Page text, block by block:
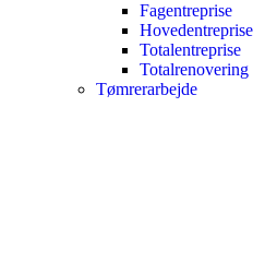
Fagentreprise
Hovedentreprise
Totalentreprise
Totalrenovering
Tømrerarbejde